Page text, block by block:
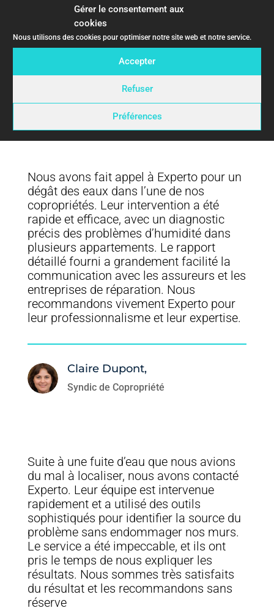
Gérer le consentement aux
cookies
Nous utilisons des cookies pour optimiser notre site web et notre service.
Accepter
Refuser
Préférences
Nous avons fait appel à Experto pour un
dégât des eaux dans l’une de nos
copropriétés. Leur intervention a été
rapide et efficace, avec un diagnostic
précis des problèmes d’humidité dans
plusieurs appartements. Le rapport
détaillé fourni a grandement facilité la
communication avec les assureurs et les
entreprises de réparation. Nous
recommandons vivement Experto pour
leur professionnalisme et leur expertise.
Claire Dupont,
Syndic de Copropriété
Suite à une fuite d’eau que nous avions
du mal à localiser, nous avons contacté
Experto. Leur équipe est intervenue
rapidement et a utilisé des outils
sophistiqués pour identifier la source du
problème sans endommager nos murs.
Le service a été impeccable, et ils ont
pris le temps de nous expliquer les
résultats. Nous sommes très satisfaits
du résultat et les recommandons sans
réserve